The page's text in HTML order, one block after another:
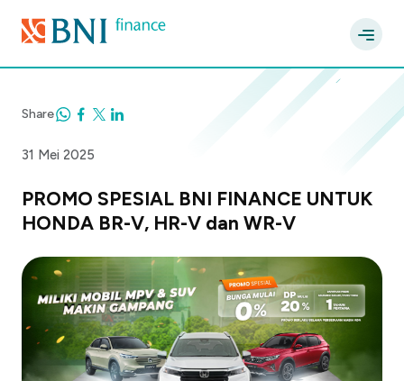
31 Mei 2025
Share
PROMO SPESIAL BNI FINANCE UNTUK
HONDA BR-V, HR-V dan WR-V